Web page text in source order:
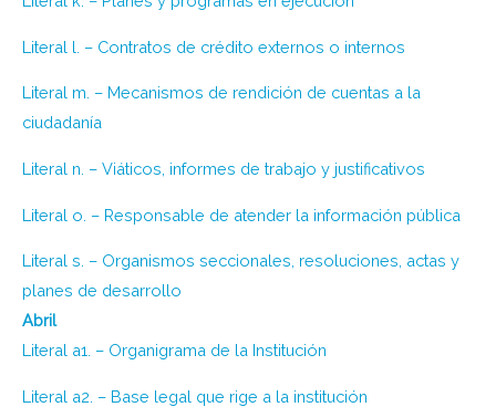
Literal l. – Contratos de crédito externos o internos
Literal m. – Mecanismos de rendición de cuentas a la
ciudadanía
Literal n. – Viáticos, informes de trabajo y justificativos
Literal o. – Responsable de atender la información pública
Literal s. – Organismos seccionales, resoluciones, actas y
planes de desarrollo
Abril
Literal a1. – Organigrama de la Institución
Literal a2. – Base legal que rige a la institución